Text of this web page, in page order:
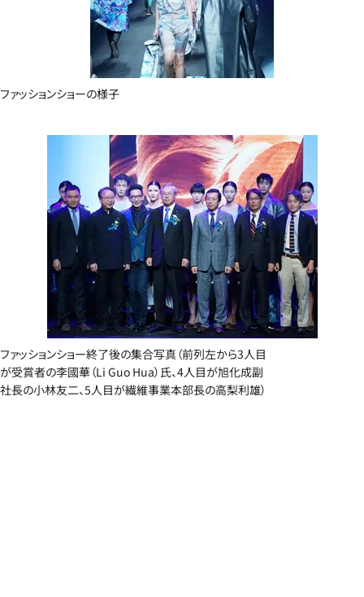
ファッションショーの様子
ファッションショー終了後の集合写真（前列左から3人目
が受賞者の李國華（Li Guo Hua）氏、4人目が旭化成副
社長の小林友二、5人目が繊維事業本部長の高梨利雄）